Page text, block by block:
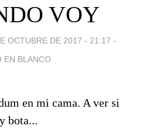
VOY
OCTUBRE DE 2017 - 21:17 -
EN BLANCO
en mi cama. A ver si
bota...